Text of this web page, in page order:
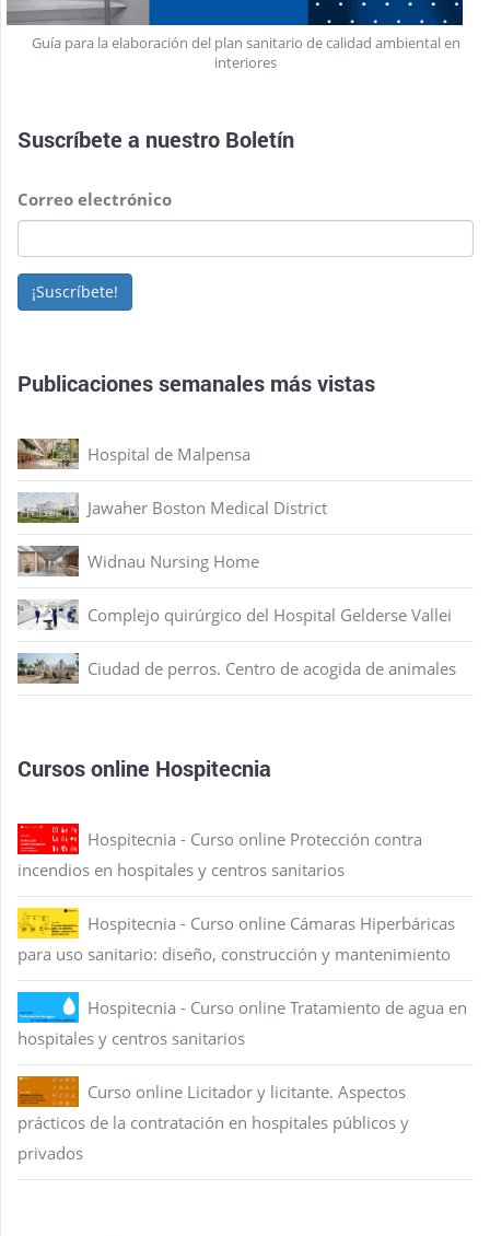
Guía para la elaboración del plan sanitario de calidad ambiental en
interiores
Suscríbete a nuestro Boletín
Correo electrónico
¡Suscríbete!
Publicaciones semanales más vistas
Hospital de Malpensa
Jawaher Boston Medical District
Widnau Nursing Home
Complejo quirúrgico del Hospital Gelderse Vallei
Ciudad de perros. Centro de acogida de animales
Cursos online Hospitecnia
Hospitecnia - Curso online Protección contra
incendios en hospitales y centros sanitarios
Hospitecnia - Curso online Cámaras Hiperbáricas
para uso sanitario: diseño, construcción y mantenimiento
Hospitecnia - Curso online Tratamiento de agua en
hospitales y centros sanitarios
Curso online Licitador y licitante. Aspectos
prácticos de la contratación en hospitales públicos y
privados